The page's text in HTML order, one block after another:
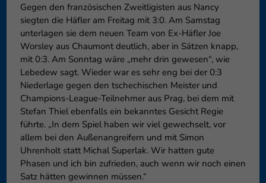
Gegen den französischen Zweitligisten aus Nancy
siegten die Häfler am Freitag mit 3:0. Am Samstag
unterlagen sie dem neuen Team von Ex-Häfler Joe
Worsley aus Chaumont deutlich, aber in Sätzen knapp,
mit 0:3. Am Sonntag wäre „mehr drin gewesen“, wie
Lebedew sagt. Wieder war es sehr eng bei der 0:3
Niederlage gegen den tschechischen Meister und
Champions-League-Teilnehmer aus Prag, bei dem mit
Stefan Thiel ebenfalls ein bekanntes Gesicht Regie
führte. „In dem Spiel haben wir viel gewechselt, vor
allem bei den Außenangreifern und mit Simon
Uhrenholt statt Michal Superlak. Wir hatten gute
Phasen und ich bin zufrieden, auch wenn wir noch einen
Satz hätten gewinnen müssen.“